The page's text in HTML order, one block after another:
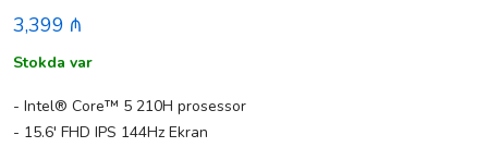
3,399 ₼
Stokda var
- Intel® Core™ 5 210H prosessor
- 15.6' FHD IPS 144Hz Ekran